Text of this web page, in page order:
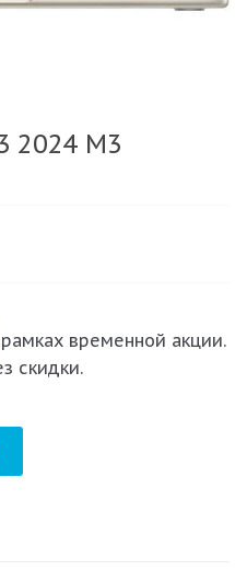
2024 M3
временной акции.
скидки.